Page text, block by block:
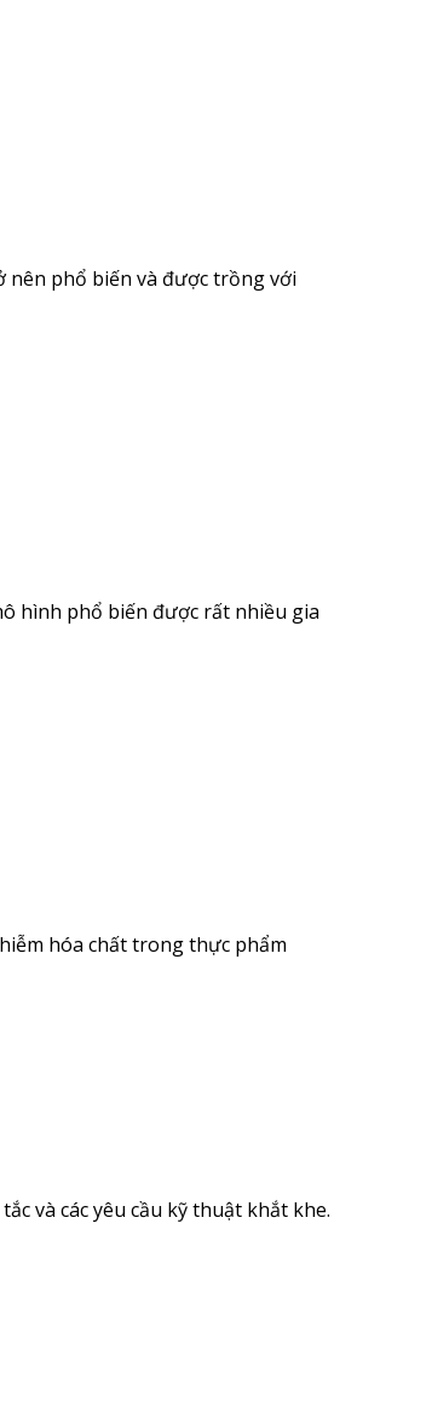
nên phổ biến và được trồng với
hình phổ biến được rất nhiều gia
hóa chất trong thực phẩm
và các yêu cầu kỹ thuật khắt khe.